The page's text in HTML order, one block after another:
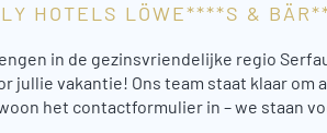
HOTELS LÖWE****S &
in de gezinsvriendelijke regio
jullie vakantie! Ons team staat klaar om
het contactformulier in – we staan